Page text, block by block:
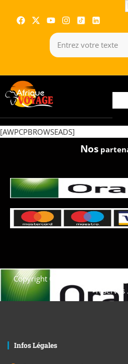
[AWPCPBROWSEADS]
Nos
Copyright © 2021. Afrique-
réservés
Infos Légales